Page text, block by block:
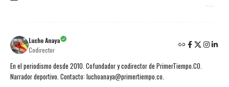
Lucho Anaya
Codirector
En el periodismo desde 2010. Cofundador y codirector de PrimerTiempo.CO.
Narrador deportivo. Contacto: luchoanaya@primertiempo.co.